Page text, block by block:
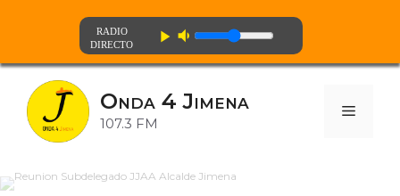
Saltar
contenido
play_arrow volume_down
Onda 4 Jimena
107.3 FM
Menú